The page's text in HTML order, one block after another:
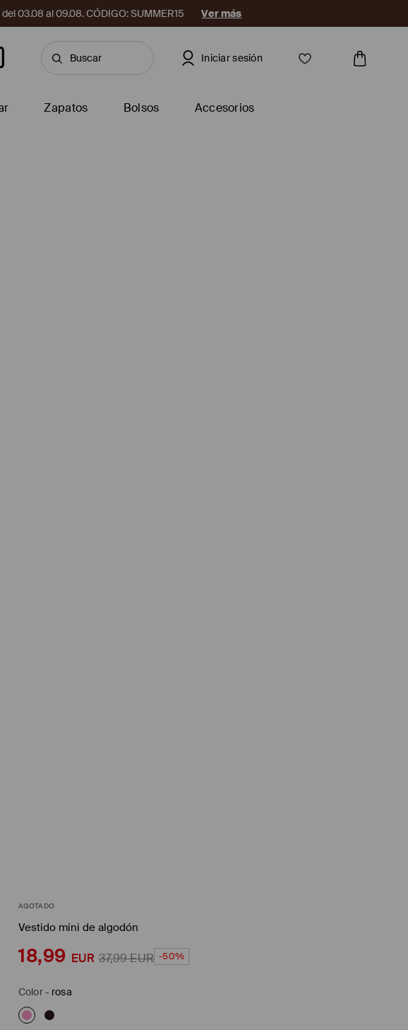
03.08 al 09.08. CÓDIGO: SUMMER15 Ver más
Iniciar sesión
Zapatos Bolsos Accesorios
AGOTADO
Vestido mini de algodón
18,99 EUR 37,99EUR -50%
Color- rosa